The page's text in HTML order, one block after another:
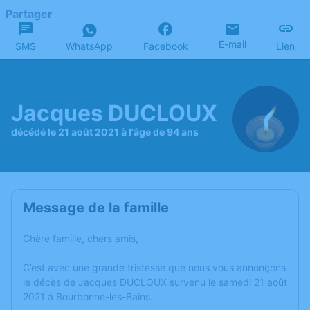
Partager
SMS WhatsApp Facebook E-mail Lien
Jacques DUCLOUX
décédé le 21 août 2021 à l'âge de 94 ans
Message de la famille
Chère famille, chers amis,
C’est avec une grande tristesse que nous vous annonçons
le décès de Jacques DUCLOUX survenu le samedi 21 août
2021 à Bourbonne-les-Bains.